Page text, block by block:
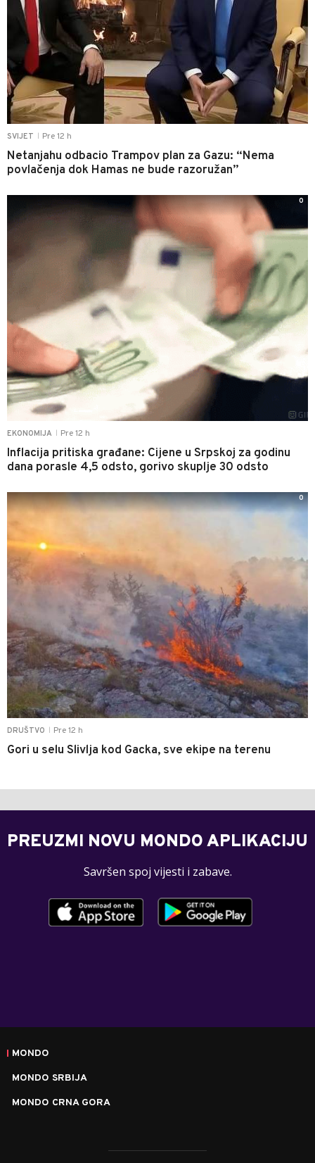
SVIJET Pre 12 h
Netanjahu odbacio Trampov plan za Gazu: “Nema
povlačenja dok Hamas ne bude razoružan”
EKONOMIJA Pre 12 h
Inflacija pritiska građane: Cijene u Srpskoj za godinu
dana porasle 4,5 odsto, gorivo skuplje 30 odsto
0
DRUŠTVO Pre 12 h
Gori u selu Slivlja kod Gacka, sve ekipe na terenu
0
PREUZMI NOVU MONDO APLIKACIJU
Savršen spoj vijesti i zabave.
MONDO
MONDO SRBIJA
MONDO CRNA GORA